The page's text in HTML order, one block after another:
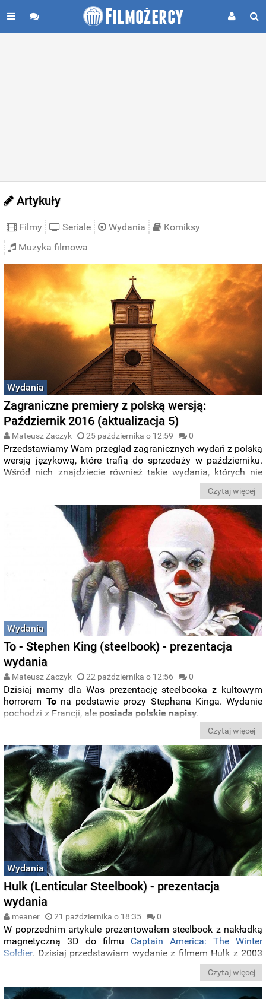
Artykuły
Filmy Seriale Wydania
Komiksy
Muzyka filmowa
Wydania
Zagraniczne premiery z polską wersją:
Październik 2016 (aktualizacja 5)
Mateusz Zaczyk 25 października o 12:59 0
Przedstawiamy Wam przegląd zagranicznych wydań z polską
wersją językową, które trafią do sprzedaży w październiku.
Wśród nich znajdziecie również takie wydania, których nie
Forresta Gumpa,
, czy kolekcjonerskie wydanie
Preacher.
Czytaj więcej
Wydania
To - Stephen King (steelbook) - prezentacja
wydania
Mateusz Zaczyk 22 października o 12:56 0
Dzisiaj mamy dla Was prezentację steelbooka z kultowym
horrorem Tona podstawie prozy Stephana Kinga. Wydanie
pochodzi z Francji, ale posiada polskie napisy.
Czytaj więcej
Wydania
Hulk (Lenticular Steelbook) - prezentacja
wydania
meaner 21 października o 18:35 0
W poprzednim artykule prezentowałem steelbook z nakładką
magnetyczną 3D do filmu Captain America: The Winter
Soldier. Dzisiaj przedstawiam wydanie z filmem Hulk z 2003
Czytaj więcej